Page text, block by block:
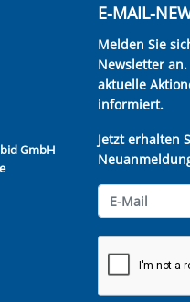
GmbH
E-MAIL-
Melden Sie
Newsletter
aktuelle
informiert.
Jetzt erhalten